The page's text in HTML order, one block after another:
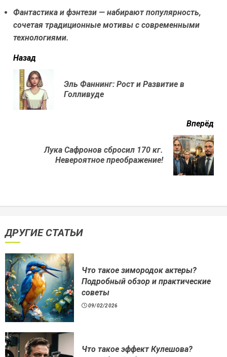
Фантастика и фэнтези — набирают популярность,
сочетая традиционные мотивы с современными
технологиями.
читать
еще
Назад
Эль Фаннинг: Рост и Развитие в
Голливуде
Вперёд
Лука Сафронов сбросил 170 кг.
Невероятное преображение!
ДРУГИЕ СТАТЬИ
Что такое зимородок актеры?
Подробный обзор и практические
советы
09/02/2026
Что такое эффект Кулешова?